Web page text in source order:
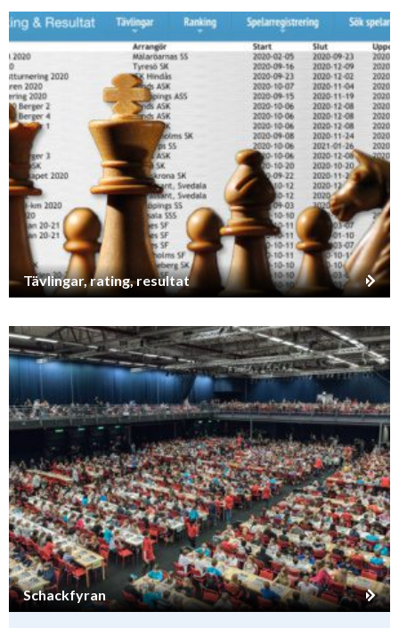
Tävlingar, rating, resultat
Schackfyran